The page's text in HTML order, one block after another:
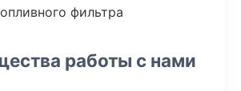
фильтра
работы с нами